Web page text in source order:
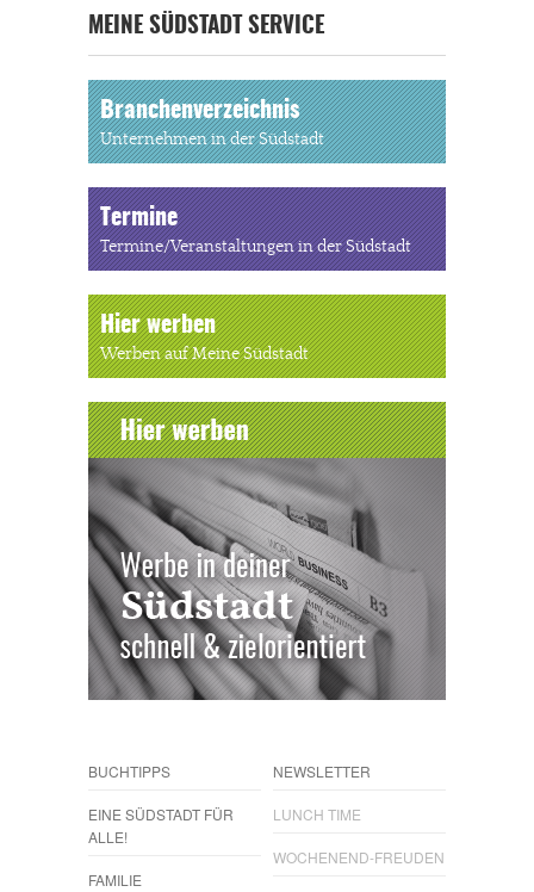
MEINE SÜDSTADT SERVICE
Branchenverzeichnis
Unternehmen in der Südstadt
Termine
Termine/Veranstaltungen in der Südstadt
Hier werben
Werben auf Meine Südstadt
BUCHTIPPS
EINE SÜDSTADT FÜR
ALLE!
FAMILIE
NEWSLETTER
LUNCH TIME
WOCHENEND-FREUDEN